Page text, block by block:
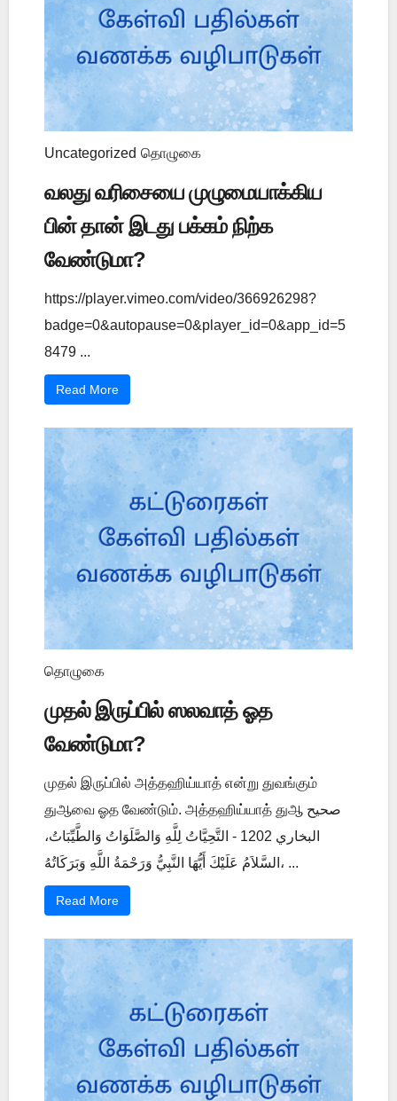
Uncategorized தொழுகை
வலது வரிசையை முழுமையாக்கிய
பின் தான் இடது பக்கம் நிற்க
வேண்டுமா?
https://player.vimeo.com/video/366926298?
badge=0&autopause=0&player_id=0&app_id=5
8479 ...
Read More
தொழுகை
முதல் இருப்பில் ஸலவாத் ஓத
வேண்டுமா?
முதல் இருப்பில் அத்தஹிய்யாத் என்று துவங்கும்
துஆவை ஓத வேண்டும். அத்தஹிய்யாத் துஆ صحيح
البخاري 1202 - التَّحِيَّاتُ لِلَّهِ وَالصَّلَوَاتُ وَالطَّيِّبَاتُ،
السَّلاَمُ عَلَيْكَ أَيُّهَا النَّبِيُّ وَرَحْمَةُ اللَّهِ وَبَرَكَاتُهُ، ...
Read More